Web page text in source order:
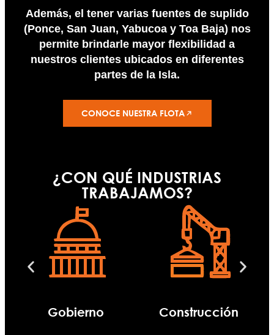
Además, el tener varias fuentes de suplido
(Ponce, San Juan, Yabucoa y Toa Baja) nos
permite brindarle mayor flexibilidad a
nuestros clientes ubicados en diferentes
partes de la Isla.
CONOCE NUESTRA FLOTA
¿CON QUÉ INDUSTRIAS
TRABAJAMOS?
Gobierno Construcción